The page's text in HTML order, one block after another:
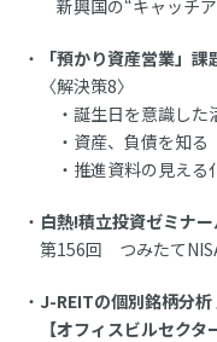
新興国の“キャッチ
「預かり資産営業」
〈解決策8〉
・誕生日を意識した
・資産、負債を知る
・推進資料の見える
白熱!積立投資ゼミナ
第156回 つみたて
J-REITの個別銘柄分析
【オフィスビルセクタ